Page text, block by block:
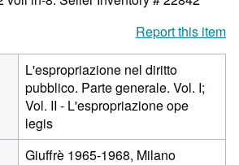
Report this item
L'espropriazione nel diritto
pubblico. Parte generale. Vol. I;
Vol. II - L'espropriazione ope
legis
Giuffrè 1965-1968, Milano